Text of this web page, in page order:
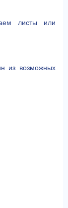
листы или
из возможных